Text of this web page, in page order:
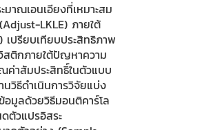
าณเอนเอียงที่เหมาะสม
LKLE) ภายใต้
ปรียบเทียบประสิทธิภาพ
สติกภายใต้ปัญหาความ
ค่าสัมประสิทธิ์ในตัวแบบ
วิธีดำเนินการวิจัยแบ่ง
มูลด้วยวิธีมอนติคาร์โล
ตัวแปรอิสระ